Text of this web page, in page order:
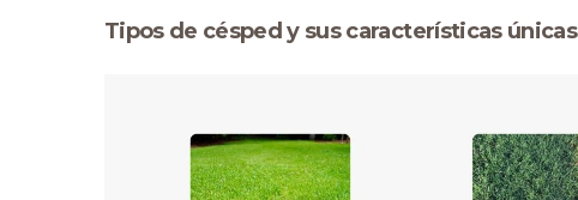
Tipos de césped y sus características únicas